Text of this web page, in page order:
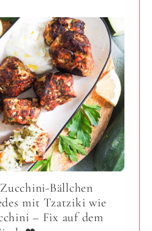
Bällchen
mit Tzatziki wie
– Fix auf dem